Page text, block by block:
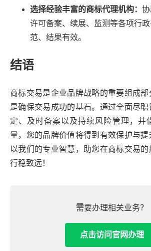
选择经验丰富的商标代理机构： 协
许可备案、续展、监测等各项行
范、结果有效。
结语
商标交易是企业品牌战略的重要组成
是确保交易成功的基石。通过全面尽
定、及时备案以及持续风险管理，并
量，您的品牌价值将得到有效保护与
以我们的专业智慧，助您在商标交易的
行稳致远！
需要办理相关业务？
点击访问官网办理